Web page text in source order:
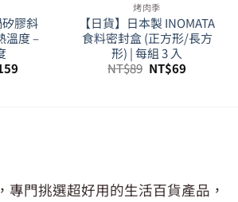
矽膠斜
溫度 –
烤肉季
【日貨】日本製 INOMATA
食料密封盒 (正方形/長方
形) | 每組 3 入
NT$89 原
始
NT$69目
專門挑選超好用的生活百貨產品，